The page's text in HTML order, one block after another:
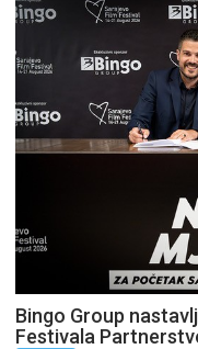
Bingo Group
Festivala